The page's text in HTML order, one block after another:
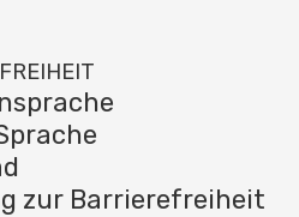
zur Barrierefreiheit